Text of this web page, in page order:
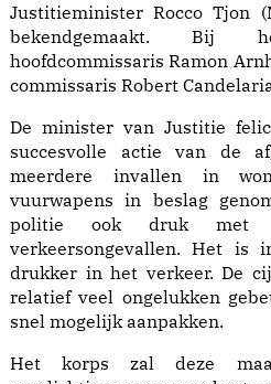
Justitieminister Rocco Tjon
bekendgemaakt. Bij
hoofdcommissaris Ramon
commissaris Robert
De minister van Justitie
succesvolle actie van de
meerdere invallen in
vuurwapens in beslag
politie ook druk met
verkeersongevallen. Het is
drukker in het verkeer. De
relatief veel ongelukken
snel mogelijk aanpakken.
Het korps zal deze